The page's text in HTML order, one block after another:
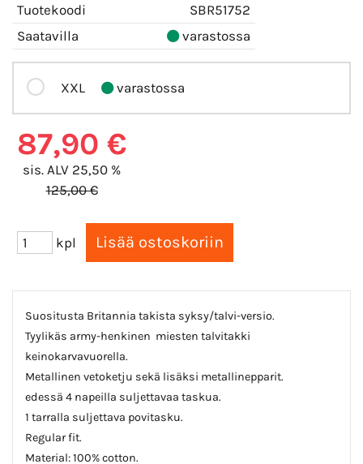
Tuotekoodi
SBR51752
Saatavilla
varastossa
XXL varastossa
87,90 €
sis. ALV 25,50 %
125,00 €
kpl
Suositusta Britannia takista syksy/talvi-versio.
Tyylikäs army-henkinen miesten talvitakki
keinokarvavuorella.
Metallinen vetoketju sekä lisäksi metallinepparit.
edessä 4 napeilla suljettavaa taskua.
1 tarralla suljettava povitasku.
Regular fit.
Material: 100% cotton.